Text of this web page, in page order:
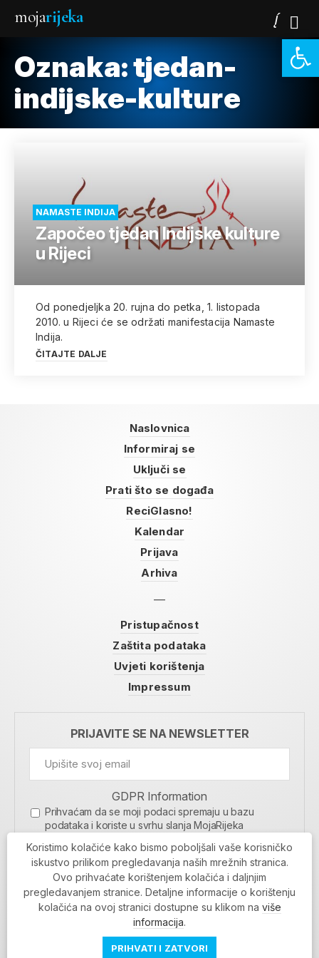
mojarijeka
Oznaka:tjedan-
indijske-kulture
NAMASTE INDIJA
Započeo tjedan Indijske kulture
u Rijeci
Od ponedjeljka 20. rujna do petka, 1. listopada
2010. u Rijeci će se održati manifestacija Namaste
Indija.
ČITAJTE DALJE
Naslovnica
Informiraj se
Uključi se
Prati što se događa
ReciGlasno!
Kalendar
Prijava
Arhiva
Pristupačnost
Zaštita podataka
Uvjeti korištenja
Impressum
PRIJAVITE SE NA NEWSLETTER
GDPR Information
Prihvaćam da se moji podaci spremaju u bazu
podataka i koriste u svrhu slanja MojaRijeka
MOJARIJEKA NEWSLETTER
PRIJAVI SE
Povratak na vrh
Koristimo kolačiće kako bismo poboljšali vaše korisničko
iskustvo prilikom pregledavanja naših mrežnih stranica.
Ovo prihvaćate korištenjem kolačića i daljnjim
pregledavanjem stranice. Detaljne informacije o korištenju
kolačića na ovoj stranici dostupne su klikom na više
informacija.
PRIHVATI I ZATVORI